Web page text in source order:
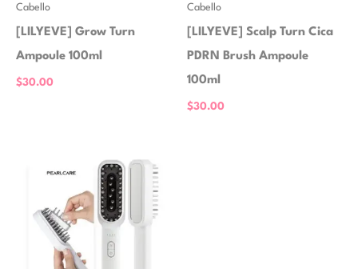
Cabello
[LILYEVE] Grow Turn
Ampoule 100ml
$30.00
Cabello
[LILYEVE] Scalp Turn Cica
PDRN Brush Ampoule
100ml
$30.00